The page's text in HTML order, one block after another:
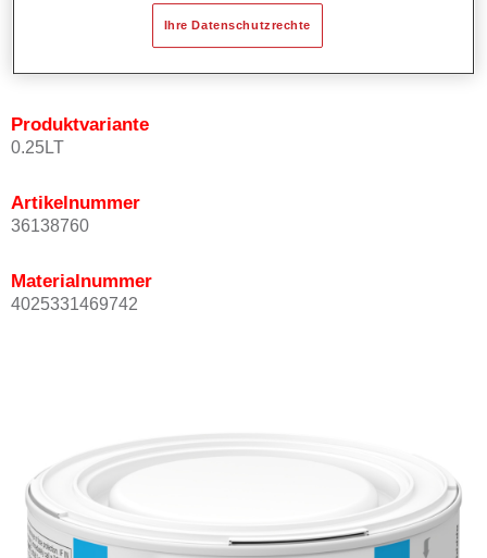
Verfügt über ein hohes Deckvermögen.
Besitzt eine hohe Farbtongenauigkeit.
Produktvariante
0.25LT
Artikelnummer
36138760
Materialnummer
4025331469742
Ihre Datenschutzrechte